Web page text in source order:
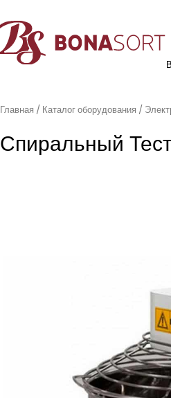
Главная Каталог оборудования
Спиральный